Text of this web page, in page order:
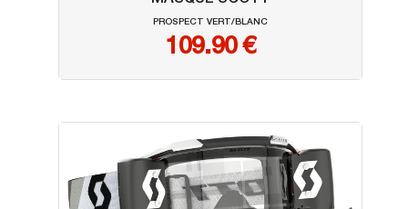
PROSPECT VERT/BLANC
109.90€